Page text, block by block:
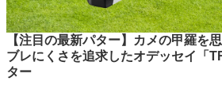
【注目の最新パター】カメの甲羅を
ブレにくさを追求したオデッセイ「
ター